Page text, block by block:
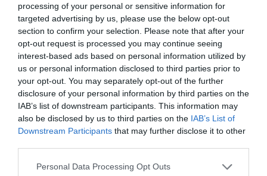
processing of your personal or sensitive information for
targeted advertising by us, please use the below opt-out
section to confirm your selection. Please note that after your
opt-out request is processed you may continue seeing
interest-based ads based on personal information utilized by
us or personal information disclosed to third parties prior to
your opt-out. You may separately opt-out of the further
disclosure of your personal information by third parties on the
IAB’s list of downstream participants. This information may
also be disclosed by us to third parties on the IAB’s List of
Downstream Participants that may further disclose it to other
Personal Data Processing Opt Outs
Articolo precedente